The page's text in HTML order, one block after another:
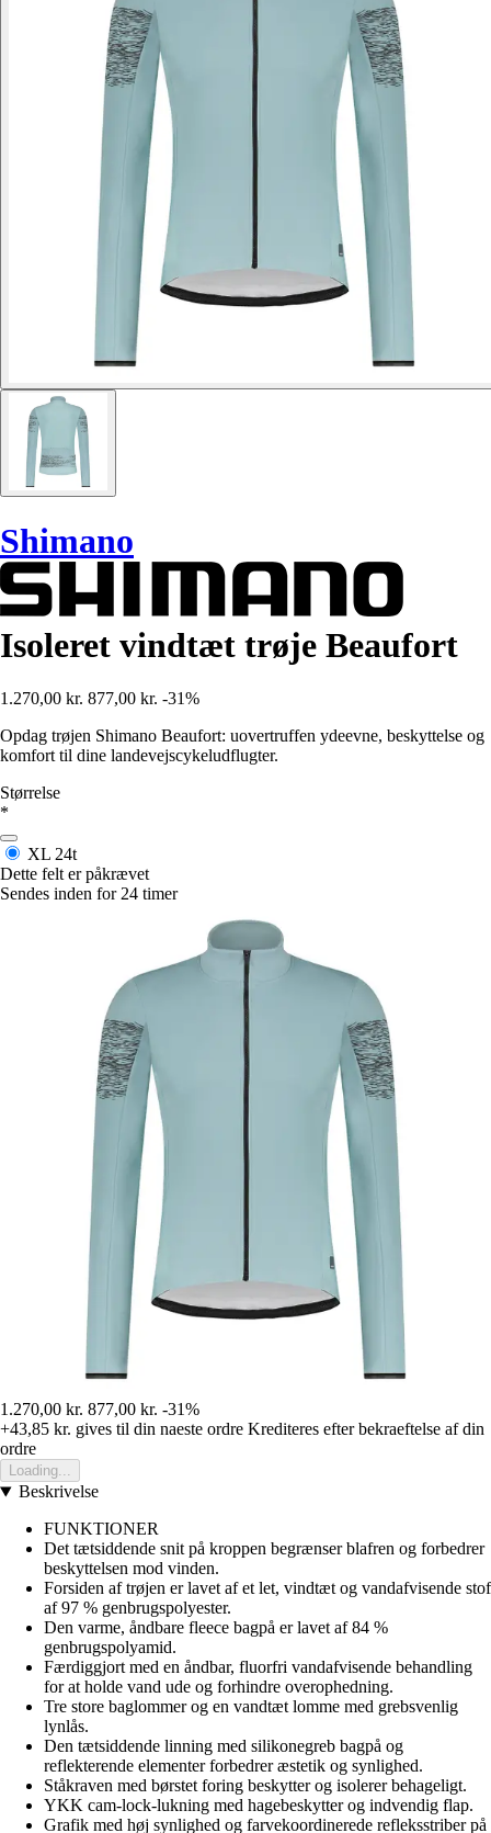
Shimano
Isoleret vindtæt trøje Beaufort
1.270,00 kr. 877,00 kr. -31%
Opdag trøjen Shimano Beaufort: uovertruffen ydeevne, beskyttelse og
komfort til dine landevejscykeludflugter.
Størrelse
*
XL 24t
Dette felt er påkrævet
Sendes inden for 24 timer
1.270,00 kr. 877,00 kr. -31%
+43,85 kr. gives til din naeste ordre Krediteres efter bekraeftelse af din
ordre
Loading...
Beskrivelse
FUNKTIONER
Det tætsiddende snit på kroppen begrænser blafren og forbedrer
beskyttelsen mod vinden.
Forsiden af trøjen er lavet af et let, vindtæt og vandafvisende stof
af 97 % genbrugspolyester.
Den varme, åndbare fleece bagpå er lavet af 84 %
genbrugspolyamid.
Færdiggjort med en åndbar, fluorfri vandafvisende behandling
for at holde vand ude og forhindre overophedning.
Tre store baglommer og en vandtæt lomme med grebsvenlig
lynlås.
Den tætsiddende linning med silikonegreb bagpå og
reflekterende elementer forbedrer æstetik og synlighed.
Ståkraven med børstet foring beskytter og isolerer behageligt.
YKK cam-lock-lukning med hagebeskytter og indvendig flap.
Grafik med høj synlighed og farvekoordinerede refleksstriber på